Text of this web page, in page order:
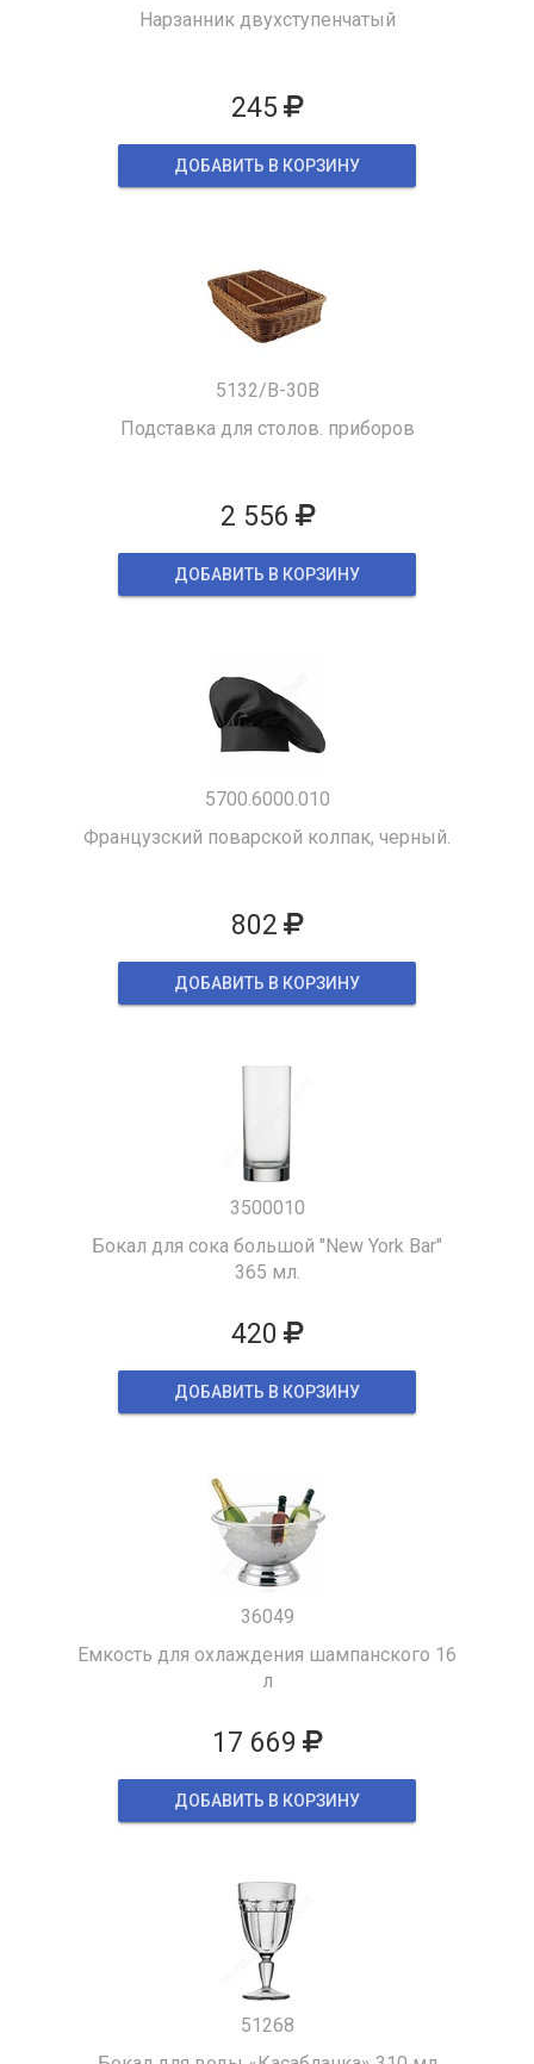
Нарзанник двухступенчатый
245
ДОБАВИТЬ В КОРЗИНУ
5132/B-30B
Подставка для столов. приборов
2 556
ДОБАВИТЬ В КОРЗИНУ
5700.6000.010
Французский поварской колпак, черный.
802
ДОБАВИТЬ В КОРЗИНУ
3500010
Бокал для сока большой "New York Bar"
365 мл.
420
ДОБАВИТЬ В КОРЗИНУ
36049
Емкость для охлаждения шампанского 16
л
17 669
ДОБАВИТЬ В КОРЗИНУ
51268